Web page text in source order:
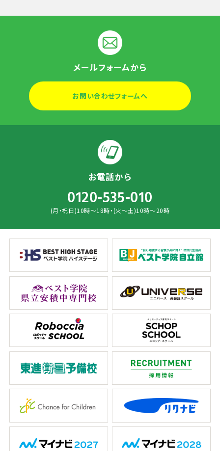
メールフォームから
お問い合わせフォームへ
お電話から
0120-535-010
(月・祝日)10時～18時・(火～土)10時～20時